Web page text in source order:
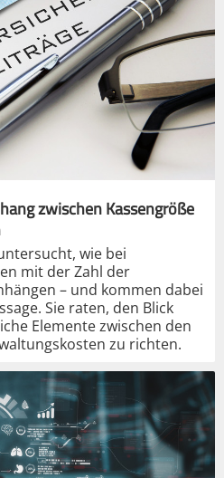
zwischen Kassengröße
wie bei
mit der Zahl der
– und kommen dabei
Sie raten, den Blick
Elemente zwischen den
zu richten.